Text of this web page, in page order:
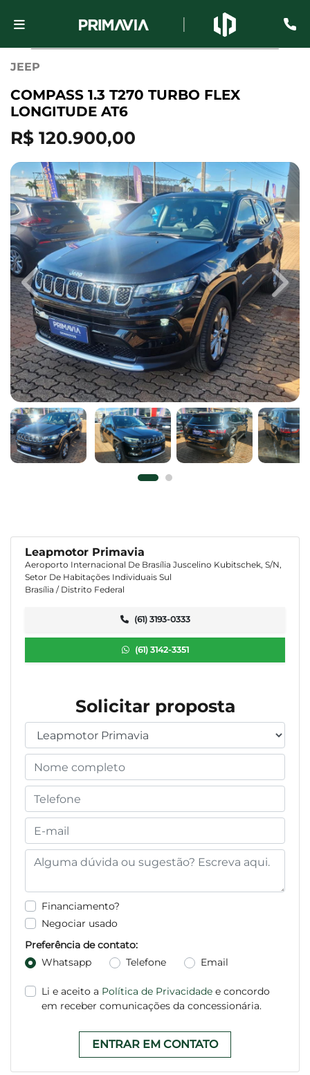
JEEP
COMPASS 1.3 T270 TURBO FLEX
LONGITUDE AT6
R$ 120.900,00
Previous Next
Leapmotor Primavia
Aeroporto Internacional De Brasília Juscelino Kubitschek, S/N,
Setor De Habitações Individuais Sul
Brasília / Distrito Federal
(61) 3193-0333
(61) 3142-3351
Solicitar proposta
Financiamento?
Negociar usado
Preferência de contato:
Whatsapp
Telefone Email
Li e aceito a Política de Privacidade e concordo
em receber comunicações da concessionária.
ENTRAR EM CONTATO